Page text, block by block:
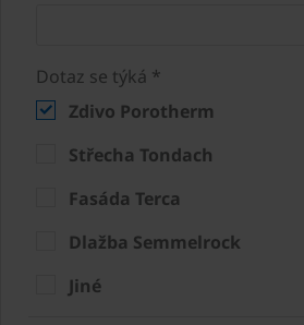
Dotaz se týká *
Zdivo Porotherm
Střecha Tondach
Fasáda Terca
Dlažba Semmelrock
Jiné